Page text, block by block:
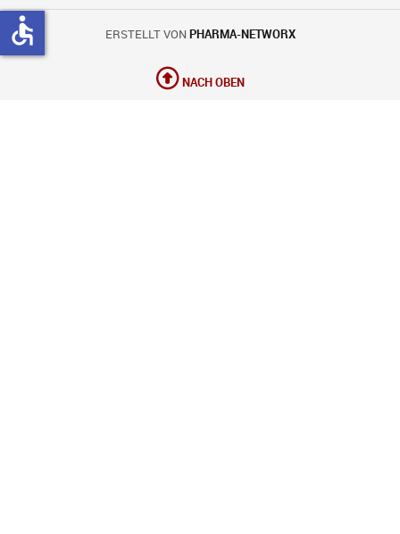
ERSTELLT VON PHARMA-NETWORX
NACH OBEN
accessible